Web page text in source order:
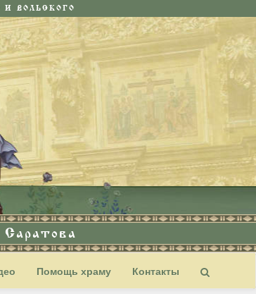
ВОЛЬСКОГО
Помощь храму Контакты